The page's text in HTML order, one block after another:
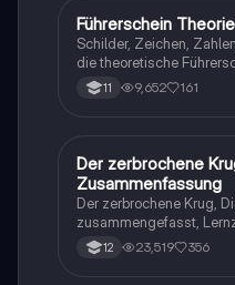
Lerntipps
Führerschein
Schilder, Zeichen,
die theoretische
11 9,652 161
Deutsch
Der zerbrochene
Zusammenfassung
Der zerbrochene Krug,
zusammengefasst,
12 23,519 356